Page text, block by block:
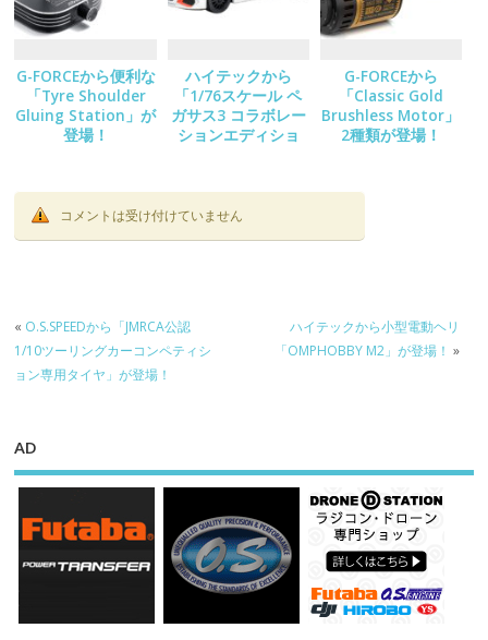
G-FORCEから便利な
「Tyre Shoulder
Gluing Station」が
登場！
ハイテックから
「1/76スケール ペ
ガサス3 コラボレー
ションエディショ
G-FORCEから
「Classic Gold
Brushless Motor」
2種類が登場！
コメントは受け付けていません
« O.S.SPEEDから「JMRCA公認
1/10ツーリングカーコンペティシ
ョン専用タイヤ」が登場！
ハイテックから小型電動ヘリ
「OMPHOBBY M2」が登場！ »
AD